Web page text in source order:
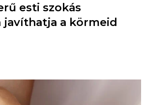
esti szokás
javíthatja a körmeid